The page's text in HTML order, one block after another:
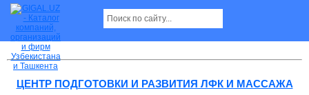
сумовая карта UzCard в Ташкенте
ЦЕНТР ПОДГОТОВКИ И РАЗВИТИЯ ЛФК И МАССАЖА